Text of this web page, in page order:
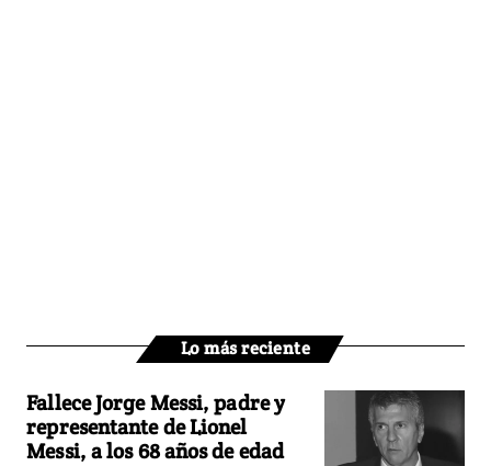
Lo más reciente
Fallece Jorge Messi, padre y
representante de Lionel
Messi, a los 68 años de edad